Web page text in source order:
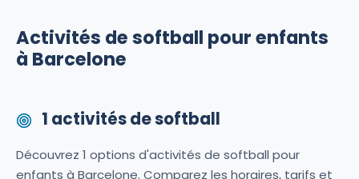
Activités de softball pour enfants
à Barcelone
1 activités de softball
Découvrez 1 options d'activités de softball pour
enfants à Barcelone. Comparez les horaires, tarifs et